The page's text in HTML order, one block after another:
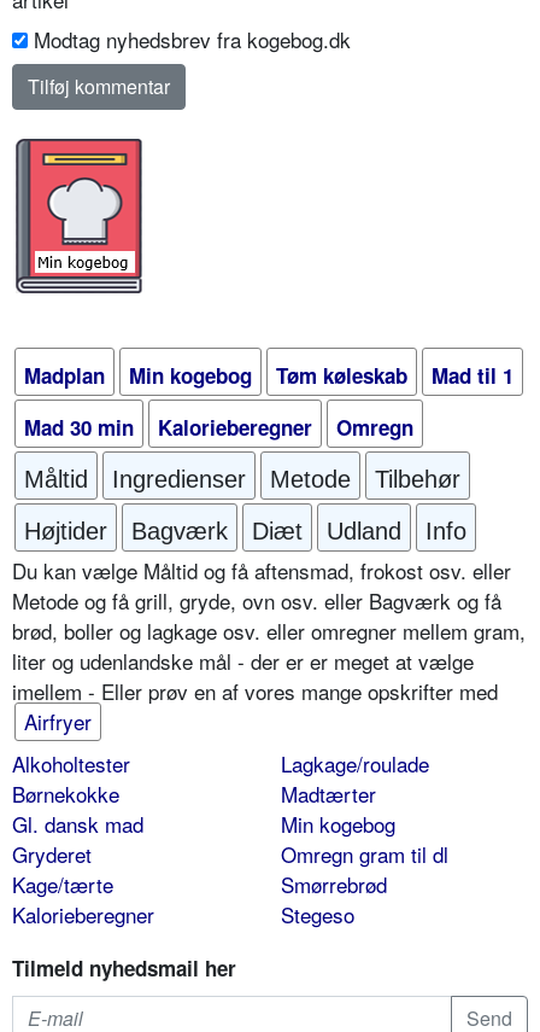
Modtag nyhedsbrev fra kogebog.dk
Madplan Min kogebog Tøm køleskab
Mad til 1
Mad 30 min
Kalorieberegner Omregn
Måltid Ingredienser Metode
Tilbehør
Højtider
Bagværk Diæt Udland Info
Du kan vælge Måltid og få aftensmad, frokost osv. eller
Metode og få grill, gryde, ovn osv. eller Bagværk og få
brød, boller og lagkage osv. eller omregner mellem gram,
liter og udenlandske mål - der er er meget at vælge
imellem - Eller prøv en af vores mange opskrifter med
Airfryer
Alkoholtester
Børnekokke
Gl. dansk mad
Gryderet
Kage/tærte
Kalorieberegner
Lagkage/roulade
Madtærter
Min kogebog
Omregn gram til dl
Smørrebrød
Stegeso
Tilmeld nyhedsmail her